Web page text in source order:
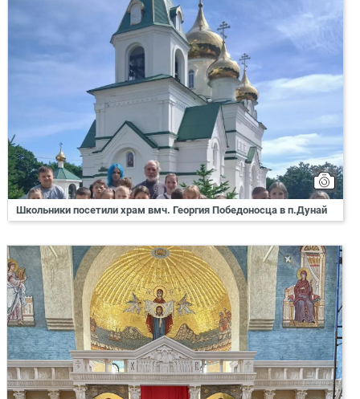
Школьники посетили храм вмч. Георгия Победоносца в п.Дунай